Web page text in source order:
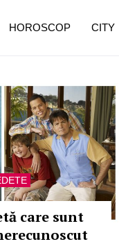
care sunt
HOROSCOP CITY
este investigația